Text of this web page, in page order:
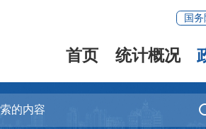
国务
首页 统计概况